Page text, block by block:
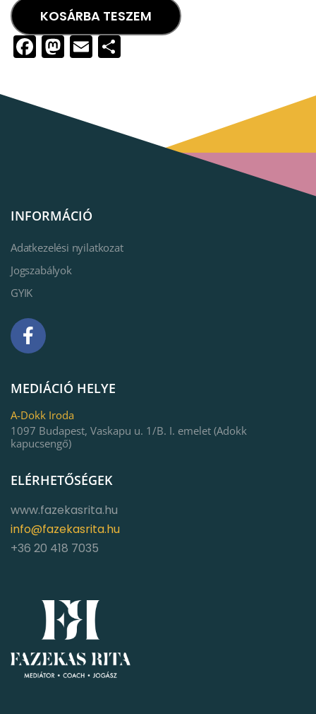
KOSÁRBA TESZEM
Facebook
Mastodon
Email
ELÉRHETŐSÉGEK
www.fazekasrita.hu
info@fazekasrita.hu
+36 20 418 7035
MEDIÁCIÓ HELYE
A-Dokk Iroda
1097 Budapest, Vaskapu u. 1/B. I. emelet (Adokk
kapucsengő)
INFORMÁCIÓ
Adatkezelési nyilatkozat
Jogszabályok
GYIK